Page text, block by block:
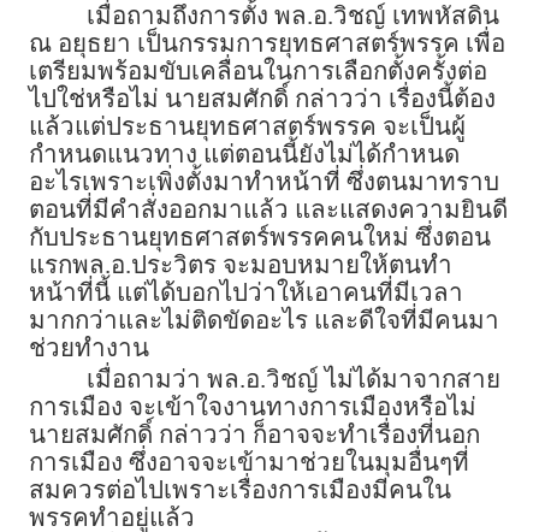
เมื่อถามถึงการตั้ง พล.อ.วิชญ์ เทพหัสดิน
ณ อยุธยา เป็นกรรมการยุทธศาสตร์พรรค เพื่อ
เตรียมพร้อมขับเคลื่อนในการเลือกตั้งครั้งต่อ
ไปใช่หรือไม่ นายสมศักดิ์ กล่าวว่า เรื่องนี้ต้อง
แล้วแต่ประธานยุทธศาสตร์พรรค จะเป็นผู้
กำหนดแนวทาง แต่ตอนนี้ยังไม่ได้กำหนด
อะไรเพราะเพิ่งตั้งมาทำหน้าที่ ซึ่งตนมาทราบ
ตอนที่มีคำสั่งออกมาแล้ว และแสดงความยินดี
กับประธานยุทธศาสตร์พรรคคนใหม่ ซึ่งตอน
แรกพล.อ.ประวิตร จะมอบหมายให้ตนทำ
หน้าที่นี้ แต่ได้บอกไปว่าให้เอาคนที่มีเวลา
มากกว่าและไม่ติดขัดอะไร และดีใจที่มีคนมา
ช่วยทำงาน
เมื่อถามว่า พล.อ.วิชญ์ ไม่ได้มาจากสาย
การเมือง จะเข้าใจงานทางการเมืองหรือไม่
นายสมศักดิ์ กล่าวว่า ก็อาจจะทำเรื่องที่นอก
การเมือง ซึ่งอาจจะเข้ามาช่วยในมุมอื่นๆที่
สมควรต่อไปเพราะเรื่องการเมืองมีคนใน
พรรคทำอยู่แล้ว